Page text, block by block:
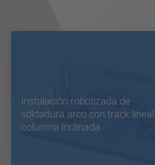
Instalación robotizada de
soldadura arco con track
columna inclinada